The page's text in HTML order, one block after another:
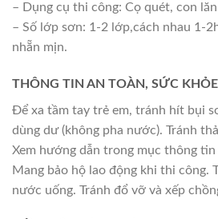
– Dụng cụ thi công: Cọ quét, con
– Số lớp sơn: 1-2 lớp,cách nhau 1-
nhẵn mịn.
THÔNG TIN AN TOÀN, SỨC
Để xa tầm tay trẻ em, tránh hít bụi
dùng dư (không pha nước). Tránh
Xem hướng dẫn trong mục thông tin
Mang bảo hộ lao động khi thi công.
nước uống. Tránh đổ vỡ và xếp